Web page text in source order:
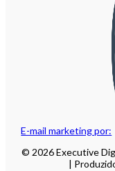
E-mail marketing por:
© 2026 Executive
|